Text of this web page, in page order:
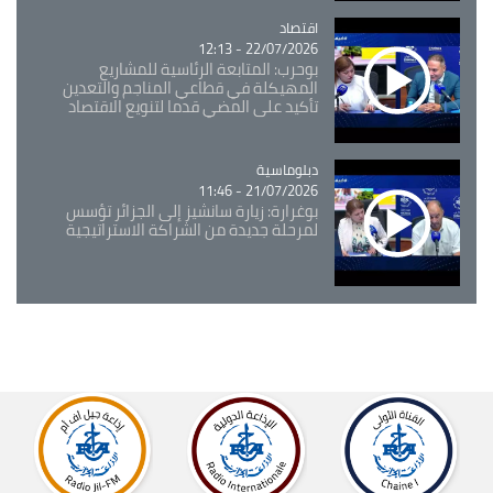
Catégorie
اقتصاد
22/07/2026 - 12:13
بوحرب: المتابعة الرئاسية للمشاريع
المهيكلة في قطاعي المناجم والتعدين
تأكيد على المضي قدما لتنويع الاقتصاد
Catégorie
دبلوماسية
21/07/2026 - 11:46
بوغرارة: زيارة سانشيز إلى الجزائر تؤسس
لمرحلة جديدة من الشراكة الاستراتيجية